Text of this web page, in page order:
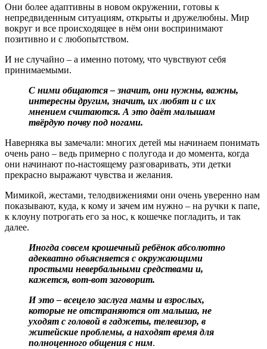
Они более адаптивны в новом окружении, готовы к
непредвиденным ситуациям, открыты и дружелюбны. Мир
вокруг и все происходящее в нём они воспринимают
позитивно и с любопытством.
И не случайно – а именно потому, что чувствуют себя
принимаемыми.
С ними общаются – значит, они нужны, важны,
интересны другим, значит, их любят и с их
мнением считаются. А это даёт малышам
твёрдую почву под ногами.
Наверняка вы замечали: многих детей мы начинаем понимать
очень рано – ведь примерно с полугода и до момента, когда
они начинают по-настоящему разговаривать, эти детки
прекрасно выражают чувства и желания.
Мимикой, жестами, телодвижениями они очень уверенно нам
показывают, куда, к кому и зачем им нужно – на ручки к папе,
к клоуну потрогать его за нос, к кошечке погладить, и так
далее.
Иногда совсем крошечный ребёнок абсолютно
адекватно объясняется с окружающими
простыми невербальными средствами и,
кажется, вот-вот заговорит.
И это – всецело заслуга мамы и взрослых,
которые не отстраняются от малыша, не
уходят с головой в гаджеты, телевизор, в
житейские проблемы, а находят время для
полноценного общения с ним.